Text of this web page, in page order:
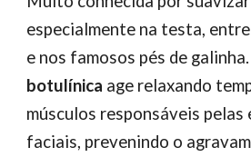
especialmente na testa,
e nos famosos pés de
botulínica age relaxando
músculos responsáveis pelas
faciais, prevenindo o